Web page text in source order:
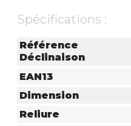
Spécifications :
Référence
Déclinaison
EAN13
Dimension
Reliure